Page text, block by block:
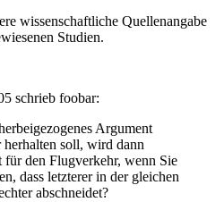
wissenschaftliche Quellenangabe
Studien.
schrieb foobar:
Argument
herhalten soll, wird dann
den Flugverkehr, wenn Sie
dass letzterer in der gleichen
abschneidet?